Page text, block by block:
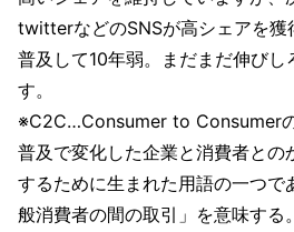
twitterなどのSNSが高シェアを獲
普及して10年弱。まだまだ伸びし
す。
※C2C…Consumer to Consumer
普及で変化した企業と消費者との
するために生まれた用語の一つで
般消費者の間の取引」を意味する